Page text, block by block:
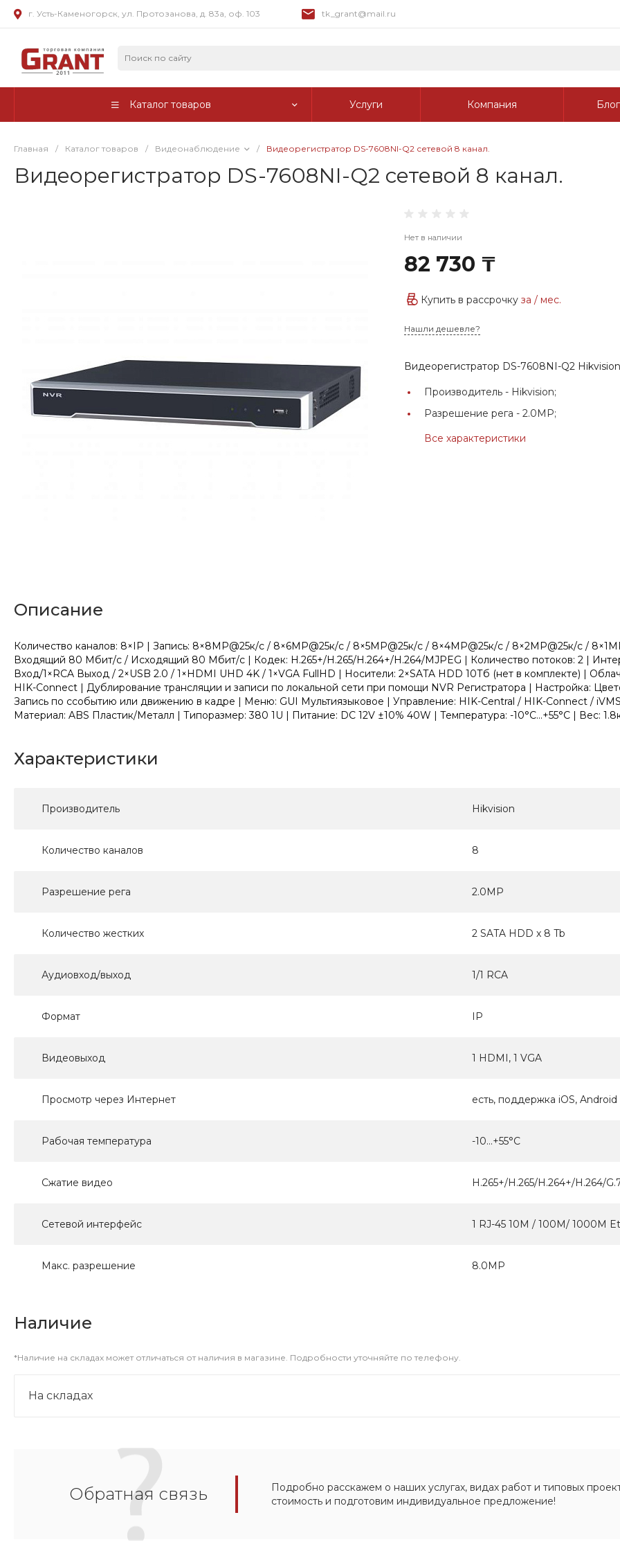
г. Усть-Каменогорск, ул. Протозанова, д. 83а, оф. 103 tk_grant@mail.ru
Каталог товаров Услуги Компания Блог
Главная / Каталог товаров / Видеонаблюдение / Видеорегистратор DS-7608NI-Q2 сетевой 8 канал.
Видеорегистратор DS-7608NI-Q2 сетевой 8 канал.
Нет в наличии
82 730 ₸
Купить в рассрочкуза/ мес.
Нашли дешевле?
Видеорегистратор DS-7608NI-Q2 Hikvision
Производитель - Hikvision;
Разрешение рега -2.0MP;
Все характеристики
Описание
Количество каналов: 8×IP | Запись: 8×8MP@25к/с / 8×6MP@25к/с / 8×5MP@25к/с / 8×4MP@25к/с / 8×2MP@25к/с /
Входящий 80 Мбит/с / Исходящий 80 Мбит/с | Кодек: H.265+/H.265/H.264+/H.264/MJPEG | Количество потоков: 2 |
Вход/1×RCA Выход / 2×USB 2.0 / 1×HDMI UHD 4K / 1×VGA FullHD | Носители: 2×SATA HDD 10Тб (нет в комплекте) |
HIK-Connect | Дублирование трансляции и записи по локальной сети при помощи NVR Регистратора | Настройка:
Запись по cсобытию или движению в кадре | Меню: GUI Мультиязыковое | Управление: HIK-Central / HIK-Connect /
Материал: ABS Пластик/Металл | Типоразмер: 380 1U | Питание: DC 12V ±10% 40W | Температура: -10°C...+55°C | Вес:
Характеристики
Производитель Hikvision
Количество каналов 8
Разрешение рега 2.0MP
Количество жестких 2 SATA HDD x 8 Tb
Аудиовход/выход 1/1 RCA
Формат IP
Видеовыход 1 HDMI, 1 VGA
Просмотр через Интернет есть, поддержка iOS, Android
Рабочая температура -10...+55°С
Сжатие видео H.265+/H.265/H.264+/H.264/
Сетевой интерфейс 1 RJ-45 10M / 100M/ 1000M
Макс. разрешение 8.0МР
Наличие
*Наличие на складах может отличаться от наличия в магазине. Подробности уточняйте по телефону.
На складах
Обратная связь
Подробно расскажем о наших услугах, видах работ и типовых
стоимость и подготовим индивидуальное предложение!